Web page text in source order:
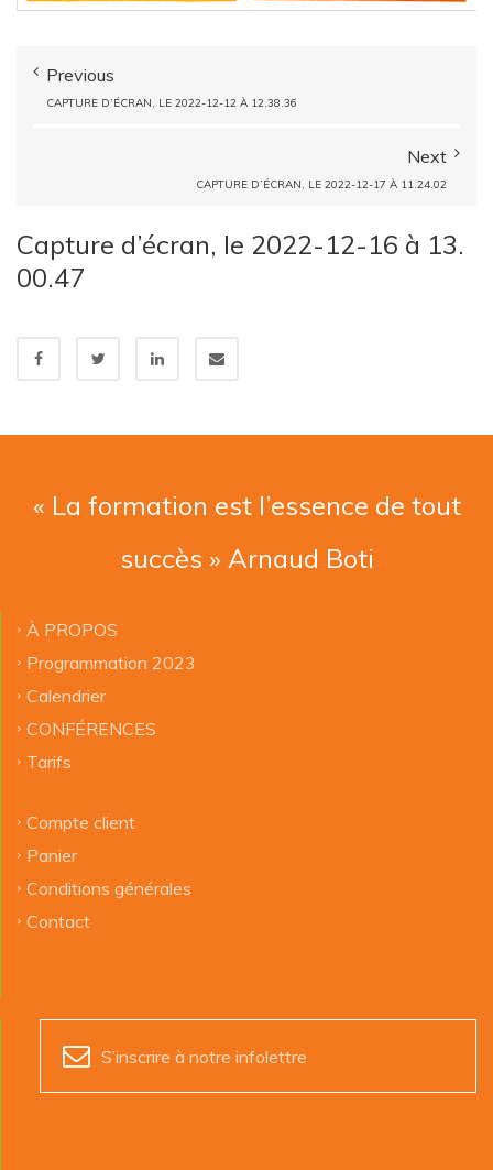
Previous
CAPTURE D’ÉCRAN, LE 2022-12-12 À 12.38.36
Next
CAPTURE D’ÉCRAN, LE 2022-12-17 À 11.24.02
Capture d’écran, le 2022-12-16 à 13.
00.47
« La formation est l’essence de tout
succès » Arnaud Boti
À PROPOS
Programmation 2023
Calendrier
CONFÉRENCES
Tarifs
Compte client
Panier
Conditions générales
Contact
S’inscrire à notre infolettre